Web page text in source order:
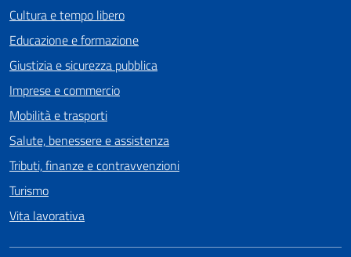
Cultura e tempo libero
Educazione e formazione
Giustizia e sicurezza pubblica
Imprese e commercio
Mobilità e trasporti
Salute, benessere e assistenza
Tributi, finanze e contravvenzioni
Turismo
Vita lavorativa